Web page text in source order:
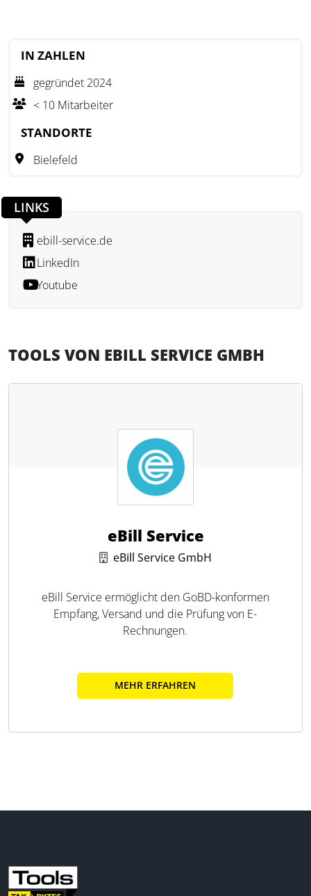
bis zur Archivierung.
Neben den technischen Funktionen bietet die eBill Service
GmbH auch Informationen zu den gesetzlichen
Umsetzungspflichten für E-Rechnungen. Zielgruppe sind
kommenden Pflicht zur elektronischen Rechnungsstellung
Umsetzung suchen.
IN ZAHLEN
gegründet 2024
< 10 Mitarbeiter
STANDORTE
Bielefeld
LINKS
ebill-service.de
LinkedIn
Youtube
TOOLS VON EBILL SERVICE GMBH
eBill Service
eBill Service GmbH
eBill Service ermöglicht den GoBD-konformen
Empfang, Versand und die Prüfung von E-
Rechnungen.
MEHR ERFAHREN